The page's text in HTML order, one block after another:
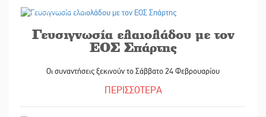
Γευσιγνωσία ελαιολάδου με τον
ΕΟΣ Σπάρτης
Οι συναντήσεις ξεκινούν το Σάββατο 24 Φεβρουαρίου
ΠΕΡΙΣΣΟΤΕΡΑ